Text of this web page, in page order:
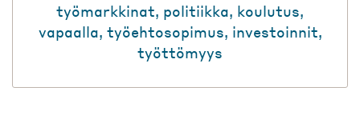
työmarkkinat, politiikka, koulutus,
vapaalla, työehtosopimus, investoinnit,
työttömyys